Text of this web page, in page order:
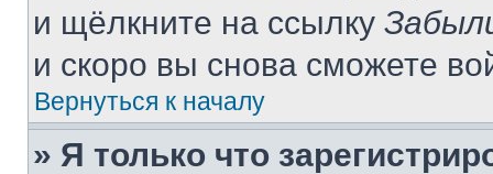
и щёлкните на ссылку
и скоро вы снова сможете
Вернуться к началу
» Я только что